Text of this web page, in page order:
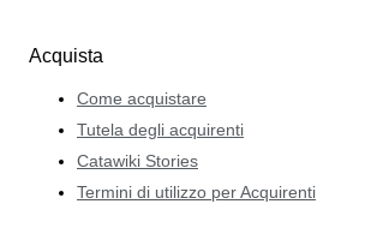
Acquista
Come acquistare
Tutela degli acquirenti
Catawiki Stories
Termini di utilizzo per Acquirenti